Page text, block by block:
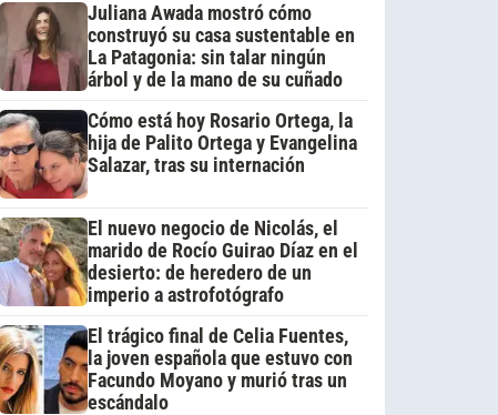
Juliana Awada mostró cómo
construyó su casa sustentable en
La Patagonia: sin talar ningún
árbol y de la mano de su cuñado
Cómo está hoy Rosario Ortega, la
hija de Palito Ortega y Evangelina
Salazar, tras su internación
El nuevo negocio de Nicolás, el
marido de Rocío Guirao Díaz en el
desierto: de heredero de un
imperio a astrofotógrafo
El trágico final de Celia Fuentes,
la joven española que estuvo con
Facundo Moyano y murió tras un
escándalo